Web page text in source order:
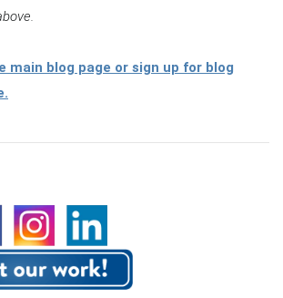
main blog page or sign up for blog